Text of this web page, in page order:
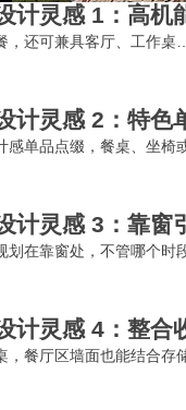
计灵感 1：高机
，还可兼具客厅、工作桌
计灵感 2：特色
感单品点缀，餐桌、坐椅
计灵感 3：靠窗
划在靠窗处，不管哪个时
计灵感 4：整合
，餐厅区墙面也能结合存